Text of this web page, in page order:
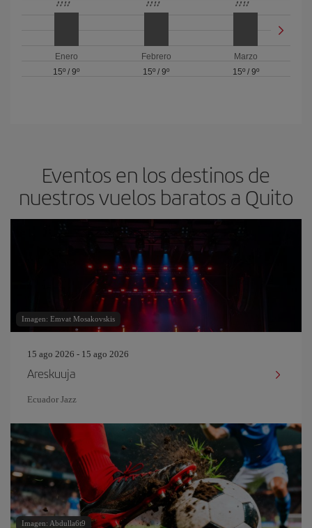
Enero
15º /9º
Febrero
15º / 9º
Marzo
15º/ 9º
Eventos en los destinos de
nuestros vuelos baratos a Quito
Imagen: Emvat Mosakovskis
15 ago 2026 - 15 ago 2026
Areskuuja
Ecuador Jazz
Imagen: Abdulla6t9